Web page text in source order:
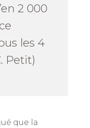
2 000
les 4
Petit)
que la